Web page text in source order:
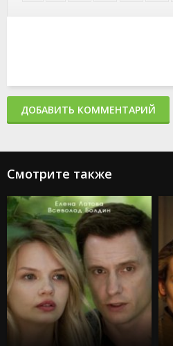
ДОБАВИТЬ КОММЕНТАРИЙ
Смотрите также